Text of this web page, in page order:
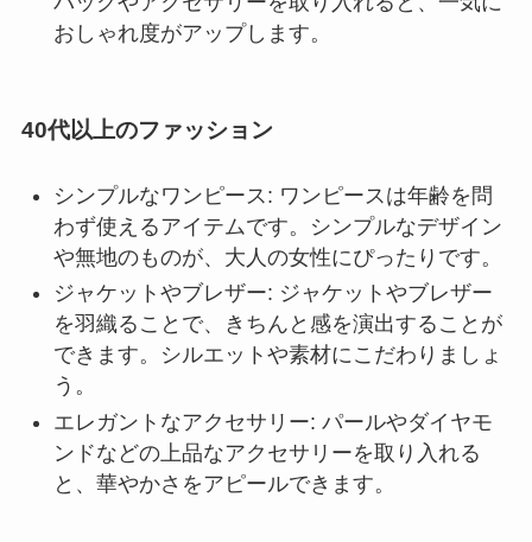
おしゃれ度がアップします。
40代以上のファッション
シンプルなワンピース: ワンピースは年齢を問
わず使えるアイテムです。シンプルなデザイン
や無地のものが、大人の女性にぴったりです。
ジャケットやブレザー: ジャケットやブレザー
を羽織ることで、きちんと感を演出することが
できます。シルエットや素材にこだわりましょ
う。
エレガントなアクセサリー: パールやダイヤモ
ンドなどの上品なアクセサリーを取り入れる
と、華やかさをアピールできます。